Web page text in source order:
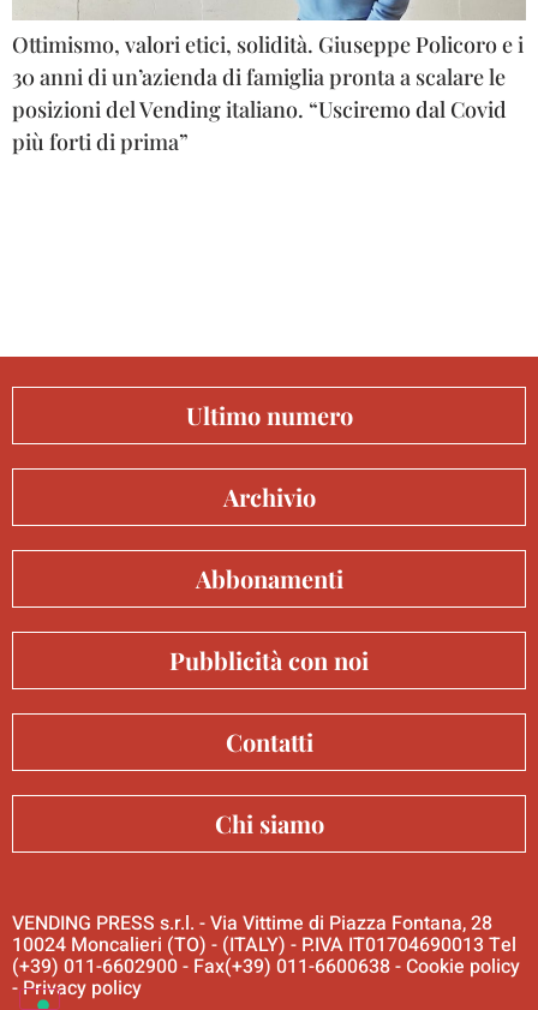
Ottimismo, valori etici, solidità. Giuseppe Policoro e i
30 anni di un’azienda di famiglia pronta a scalare le
posizioni del Vending italiano. “Usciremo dal Covid
più forti di prima”
Ultimo numero
Archivio
Abbonamenti
Pubblicità con noi
Contatti
Chi siamo
VENDING PRESS s.r.l. - Via Vittime di Piazza Fontana, 28
10024 Moncalieri (TO) - (ITALY) - P.IVA IT01704690013 Tel
(+39) 011-6602900 - Fax(+39) 011-6600638 -Cookie policy
-Privacy policy